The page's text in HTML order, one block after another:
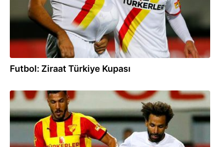
Futbol: Ziraat Türkiye Kupası
19.08.2019